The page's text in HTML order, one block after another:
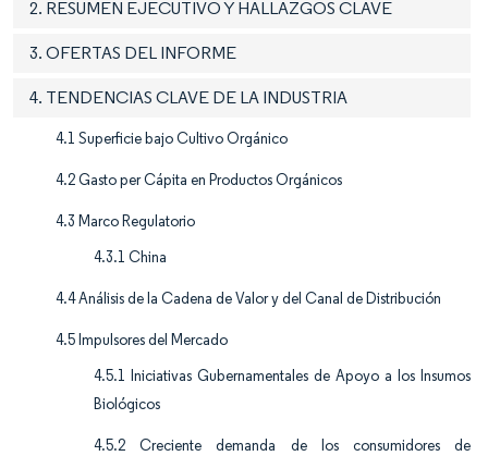
2. RESUMEN EJECUTIVO Y HALLAZGOS CLAVE
3. OFERTAS DEL INFORME
4. TENDENCIAS CLAVE DE LA INDUSTRIA
4.1 Superficie bajo Cultivo Orgánico
4.2 Gasto per Cápita en Productos Orgánicos
4.3 Marco Regulatorio
4.3.1 China
4.4 Análisis de la Cadena de Valor y del Canal de Distribución
4.5 Impulsores del Mercado
4.5.1 Iniciativas Gubernamentales de Apoyo a los Insumos
Biológicos
4.5.2 Creciente demanda de los consumidores de